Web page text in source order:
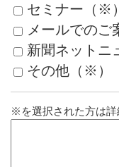
セミナー（※）
メールでのご
新聞ネットニ
その他（※）
※を選択された方は詳